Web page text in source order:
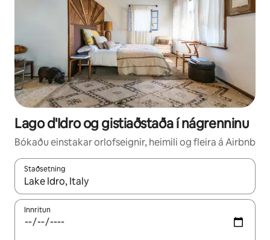
Lago d'Idro og gistiaðstaða í nágrenninu
Bókaðu einstakar orlofseignir, heimili og fleira á Airbnb
Staðsetning
Þegar niðurstöður liggja fyrir skaltu nota upp og niður
Innritun